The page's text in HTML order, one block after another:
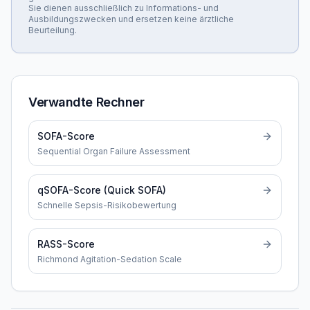
Sie dienen ausschließlich zu Informations- und
Ausbildungszwecken und ersetzen keine ärztliche
Beurteilung.
Verwandte Rechner
SOFA-Score
Sequential Organ Failure Assessment
qSOFA-Score (Quick SOFA)
Schnelle Sepsis-Risikobewertung
RASS-Score
Richmond Agitation-Sedation Scale